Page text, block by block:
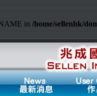
in /home/sellenhk/